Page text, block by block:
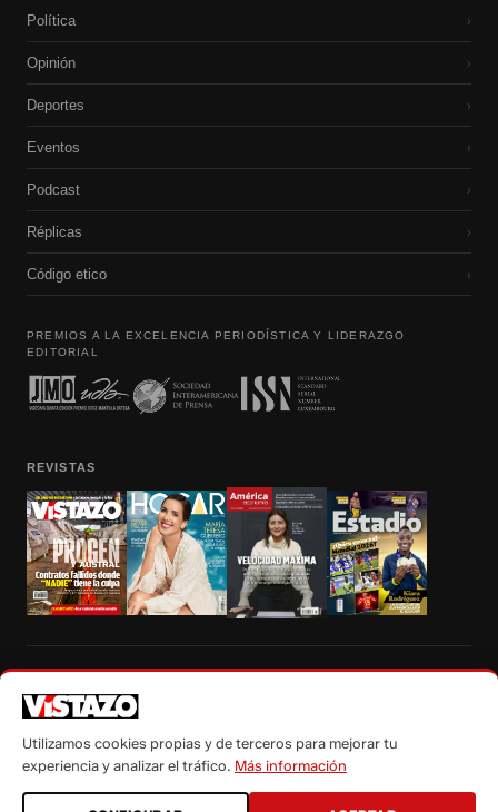
Política ›
Opinión ›
Deportes ›
Eventos ›
Podcast ›
Réplicas ›
Código etico ›
PREMIOS A LA EXCELENCIA PERIODÍSTICA Y LIDERAZGO
EDITORIAL
REVISTAS
autorización escrita de su titular, de todos los contenidos de Vistazo.com.
Utilizamos cookies propias y de terceros para mejorar tu
experiencia y analizar el tráfico. Más información